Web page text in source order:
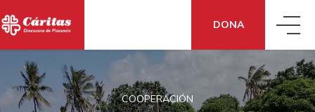
DONA
QUIÉNES SOMOS
COOPERACIÓN